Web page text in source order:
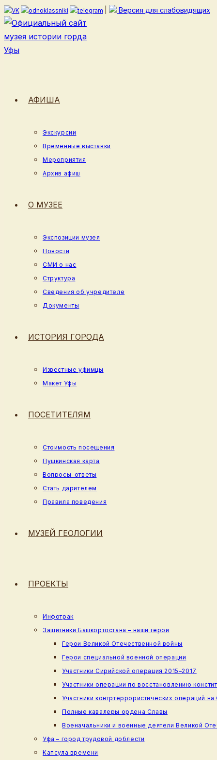
Перейти
к
содержимому
Версия для слабовидящих
АФИША
Экскурсии
Временные выставки
Мероприятия
Архив афиш
О МУЗЕЕ
Экспозиции музея
Новости
СМИ о нас
Структура
Сведения об учредителе
Документы
ИСТОРИЯ ГОРОДА
Известные уфимцы
Макет Уфы
ПОСЕТИТЕЛЯМ
Стоимость посещения
Пушкинская карта
Вопросы-ответы
Стать дарителем
Правила поведения
МУЗЕЙ ГЕОЛОГИИ
ПРОЕКТЫ
Инфотрак
Защитники Башкортостана – наши герои
Герои Великой Отечественной войны
Герои специальной военной операции
Участники Сирийской операция 2015–2017
Участники операции по восстановлению
Участники контртеррористических операций
Полные кавалеры ордена Славы
Военачальники и военные деятели Великой
Уфа – город трудовой доблести
Капсула времени